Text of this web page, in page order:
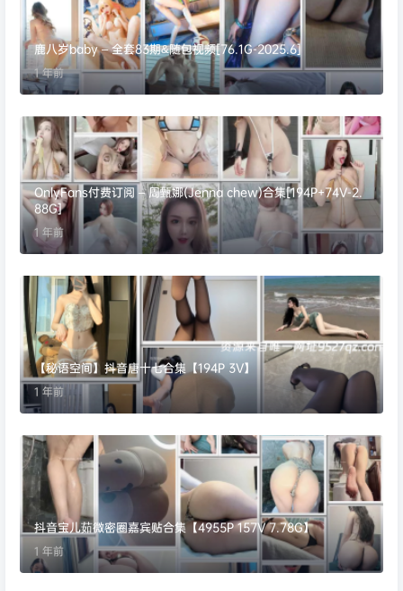
鹿八岁baby – 全套83期&随包视频[76.1G-2025.6]
1 年前
OnlyFans付费订阅 – 周甄娜(Jenna chew)合集[194P+74V-2.
88G]
1 年前
【秘语空间】抖音唐十七合集【194P 3V】
1 年前
抖音宝儿茹微密圈嘉宾贴合集【4955P 157V 7.78G】
1 年前